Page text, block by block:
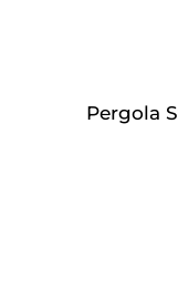
Pergola